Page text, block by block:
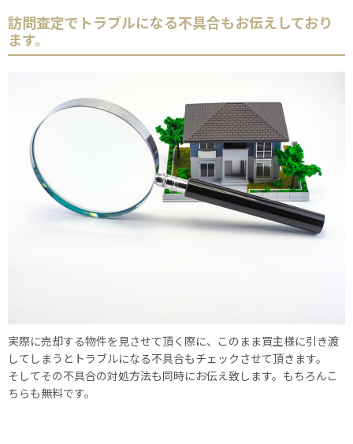
訪問査定でトラブルになる不具合もお伝えしており
ます。
実際に売却する物件を見させて頂く際に、このまま買主様に引き渡
してしまうとトラブルになる不具合もチェックさせて頂きます。
そしてその不具合の対処方法も同時にお伝え致します。もちろんこ
ちらも無料です。